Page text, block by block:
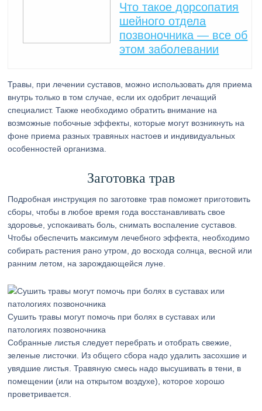
Что такое дорсопатия
шейного отдела
позвоночника — все об
этом заболевании
Травы, при лечении суставов, можно использовать для приема
внутрь только в том случае, если их одобрит лечащий
специалист. Также необходимо обратить внимание на
возможные побочные эффекты, которые могут возникнуть на
фоне приема разных травяных настоев и индивидуальных
особенностей организма.
Заготовка трав
Подробная инструкция по заготовке трав поможет приготовить
сборы, чтобы в любое время года восстанавливать свое
здоровье, успокаивать боль, снимать воспаление суставов.
Чтобы обеспечить максимум лечебного эффекта, необходимо
собирать растения рано утром, до восхода солнца, весной или
ранним летом, на зарождающейся луне.
Сушить травы могут помочь при болях в суставах или
патологиях позвоночника
Собранные листья следует перебрать и отобрать свежие,
зеленые листочки. Из общего сбора надо удалить засохшие и
увядшие листья. Травяную смесь надо высушивать в тени, в
помещении (или на открытом воздухе), которое хорошо
проветривается.